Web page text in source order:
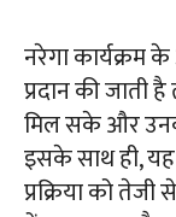
नरेगा कार्यक्रम के
प्रदान की जाती
मिल सके और
इसके साथ ही, यह
प्रक्रिया को